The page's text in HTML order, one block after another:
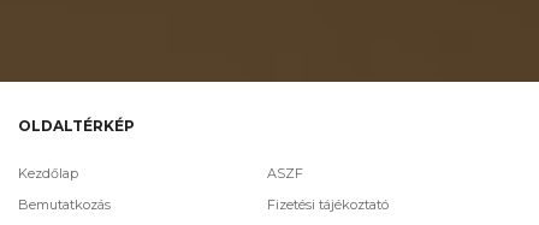
OLDALTÉRKÉP
Kezdőlap
Bemutatkozás
ASZF
Fizetési tájékoztató